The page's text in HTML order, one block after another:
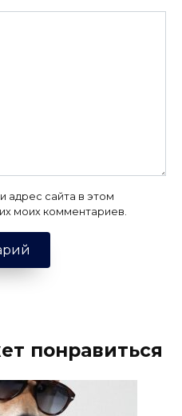
адрес сайта в этом
моих комментариев.
понравиться